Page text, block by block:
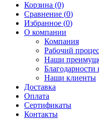
Корзина (0)
Сравнение (0)
Избранное (0)
О компании
Компания
Рабочий
Наши
Благодарности
Наши клиенты
Доставка
Оплата
Сертификаты
Контакты